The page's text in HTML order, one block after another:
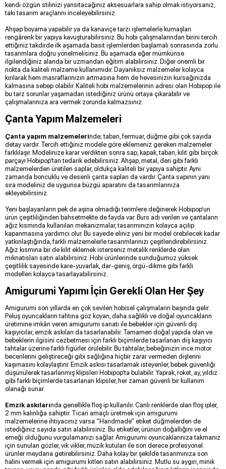
kendi özgün stilinizi yansıtacağınız aksesuarlara sahip olmak istiyorsanız,
takı tasarım araçlarını inceleyebilirsiniz.
Ahşap boyama yapabilir ya da kanaviçe tarzı işlemelerle kumaşları
rengârenk bir yapıya kavuşturabilirsiniz. Bu hobi çalışmalarından birini tercih
ettiğiniz takdirde ilk aşamada basit işlemlerden başlamalı sonrasında zorlu
tasarımlara doğru yönelmelisiniz. Bu aşamada eğer mümkünse
ilgilendiğiniz alanda bir uzmandan eğitim alabilirsiniz. Diğer önemli bir
nokta da kaliteli malzeme kullanımıdır. Dayanıksız malzemeler kolayca
kırılarak hem masraflarınızın artmasına hem de hevesinizin kursağınızda
kalmasına sebep olabilir. Kaliteli hobi malzemelerinin adresi olan Hobipop ile
bu tarz sorunlar yaşamadan istediğiniz ürünü ortaya çıkarabilir ve
çalışmalarınıza ara vermek zorunda kalmazsınız.
Çanta Yapım Malzemeleri
Çanta yapım malzemelerinde; taban, fermuar, düğme gibi çok sayıda
detay vardır. Tercih ettiğiniz modele göre eklemeniz gereken malzemeler
farklılaşır. Modelinize karar verdikten sonra sap, kapak, taban, kilit gibi birçok
parçayı Hobipop’tan tedarik edebilirsiniz. Ahşap, metal, deri gibi farklı
malzemelerden üretilen saplar, oldukça kaliteli bir yapıya sahiptir. Aynı
zamanda boncuklu ve desenli çanta sapları da vardır. Çanta sapının yanı
sıra modeliniz de uygunsa büzgü aparatını da tasarımlarınıza
ekleyebilirsiniz.
Yeni başlayanların pek de aşina olmadığı terimlere değinerek Hobipop’un
ürün çeşitliliğinden bahsetmekte de fayda var. Burs adı verilen ve çantaların
ağız kısmında kullanılan mekanizmalar, tasarımınızın kolayca açılıp
kapanmasına yardımcı olur. Bu sayede eliniz yeni bir model örebilecek kadar
yatkınlaştığında, farklı malzemelerle tasarımlarınızı çeşitlendirebilirsiniz.
Ağız kısmına bir de kilit eklemek isterseniz metalik renklerde olan
mıknatısları satın alabilirsiniz. Hobi ürünlerinde sunduğumuz yüksek
çeşitlilik sayesinde kare-yuvarlak, dar-geniş, örgü-dikme gibi farklı
modelleri kolayca tasarlayabilirsiniz.
Amigurumi Yapımı İçin Gerekli Olan Her Şey
Amigurumi son yıllarda en çok sevilen hobisel çalışmaların başında gelir.
Peluş oyuncakların tahtına göz koyan, daha sağlıklı ve doğal oyuncakların
üretimine imkân veren amigurumi sanatı ile bebekler için güvenli diş
kaşıyıcılar, emzik askıları da tasarlanabilir. Tamamen doğal yapıda olan ve
bebeklerin ilgisini cezbetmesi için farklı biçimlerde tasarlanan diş kaşıyıcı
tahtalar üzerine farklı figürler örülebilir. Bu tahtalar, bebeğinizin ince motor
becerilerini geliştireceği gibi sağlığına hiçbir zarar vermeden dişlerini
kaşımasını kolaylaştırır. Emzik askısı tasarlamak isteyenler, bebek güvenliği
düşünülerek tasarlanmış klipsleri Hobipop’ta bulabilir. Yaprak, roket, ay, yıldız
gibi farklı biçimlerde tasarlanan klipsler, her zaman güvenli bir kullanım
olanağı sunar.
Emzik askılarında genellikle floş ip kullanılır. Canlı renklerde olan floş ipler,
2 mm kalınlığa sahiptir. Ticari amaçlı üretmek için amigurumi
malzemelerine ihtiyacınız varsa “Handmade” etiket düğmelerden de
istediğiniz sayıda satın alabilirsiniz. Bu etiketler, ürünün doğallığını ve el
emeği olduğunu vurgulamanızı sağlar. Amigurumi oyuncaklarınıza takmanız
için sunulan gözler, vik vikler, müzik kutuları ile son derece profesyonel
ürünler meydana getirebilirsiniz. Daha kolay bir şekilde tasarımınıza son
halini vermek için amigurumi kitleri satın alabilirsiniz. Mutlu su aygırı, minik